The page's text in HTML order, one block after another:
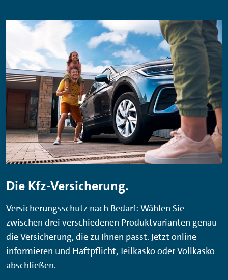
Die Kfz-Versicherung.
Versicherungsschutz nach Bedarf: Wählen Sie
zwischen drei verschiedenen Produktvarianten genau
die Versicherung, die zu Ihnen passt. Jetzt online
informieren und Haftpflicht, Teilkasko oder Vollkasko
abschließen.